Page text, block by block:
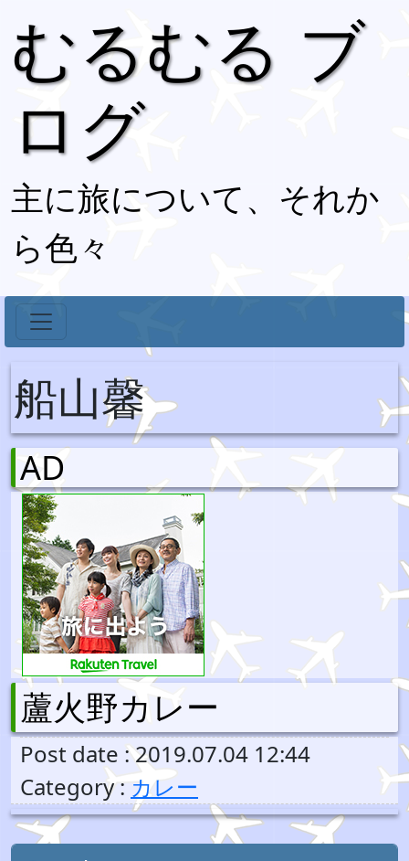
むるむる ブ
ログ
主に旅について、それか
ら色々
船山馨
AD
蘆火野カレー
Post date : 2019.07.04 12:44
Category : カレー